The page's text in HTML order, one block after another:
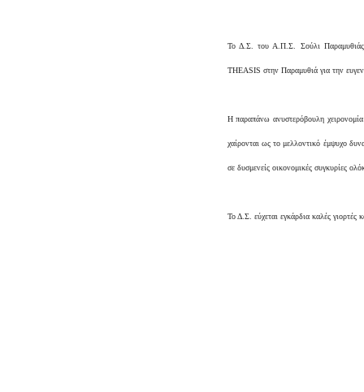
Το Δ.Σ. του Α.Π.Σ. Σούλι Παραμυθιάς
THEASIS στην Παραμυθιά για την
Η παραπάνω ανυστερόβουλη
χαίρονται ως το μελλοντικό έμψυχο
σε δυσμενείς οικονομικές συγκυρίες
Το Δ.Σ. εύχεται εγκάρδια καλές γιορτές